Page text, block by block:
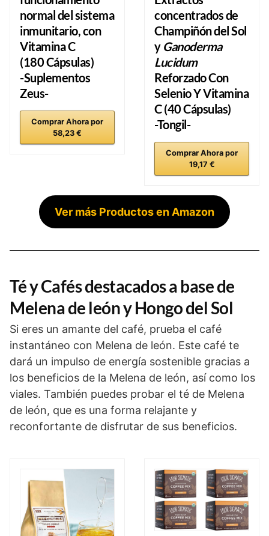
normal del sistema
inmunitario, con
Vitamina C
(180 Cápsulas)
-Suplementos
Zeus-
Comprar Ahora por
58,23 €
concentrados de
Champiñón del Sol
y Ganoderma
Lucidum
Reforzado Con
Selenio Y Vitamina
C (40 Cápsulas)
-Tongil-
Comprar Ahora por
19,17 €
Ver más Productos en Amazon
Té y Cafés destacados a base de
Melena de león y Hongo del Sol
Si eres un amante del café, prueba el café
instantáneo con Melena de león. Este café te
dará un impulso de energía sostenible gracias a
los beneficios de la Melena de león, así como los
viales. También puedes probar el té de Melena
de león, que es una forma relajante y
reconfortante de disfrutar de sus beneficios.